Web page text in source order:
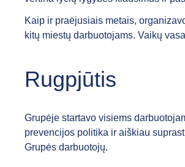
Kaip ir praėjusiais metais,
kitų miestų darbuotojams. Vaikų
Rugpjūtis
Grupėje startavo visiems
prevencijos politika ir aiškiau
Grupės darbuotojų.